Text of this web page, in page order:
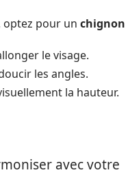
optez pour un chignon
le visage.
les angles.
la hauteur.
avec votre